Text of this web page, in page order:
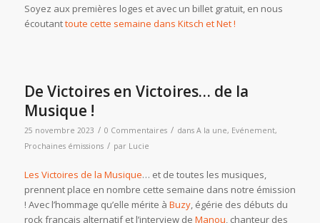
Soyez aux premières loges et avec un billet gratuit, en nous
écoutanttoute cette semaine dans Kitsch et Net !
De Victoires en Victoires… de la
Musique !
25 novembre 2023 / 0 Commentaires / dans A la une, Evénement,
Prochaines émissions / par Lucie
Les Victoires de la Musique… et de toutes les musiques,
prennent place en nombre cette semaine dans notre émission
! Avec l’hommage qu’elle mérite à Buzy, égérie des débuts du
rock français alternatif et l’interview de Manou, chanteur des